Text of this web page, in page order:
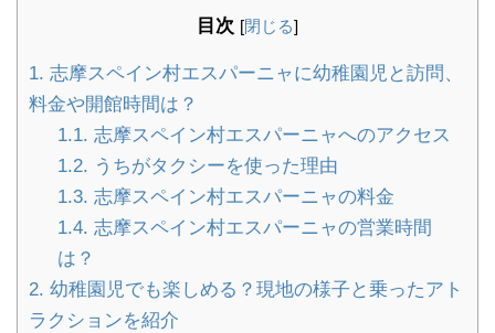
目次 [閉じる]
1. 志摩スペイン村エスパーニャに幼稚園児と訪問、
料金や開館時間は？
1.1. 志摩スペイン村エスパーニャへのアクセス
1.2. うちがタクシーを使った理由
1.3. 志摩スペイン村エスパーニャの料金
1.4. 志摩スペイン村エスパーニャの営業時間
は？
2. 幼稚園児でも楽しめる？現地の様子と乗ったアト
ラクションを紹介